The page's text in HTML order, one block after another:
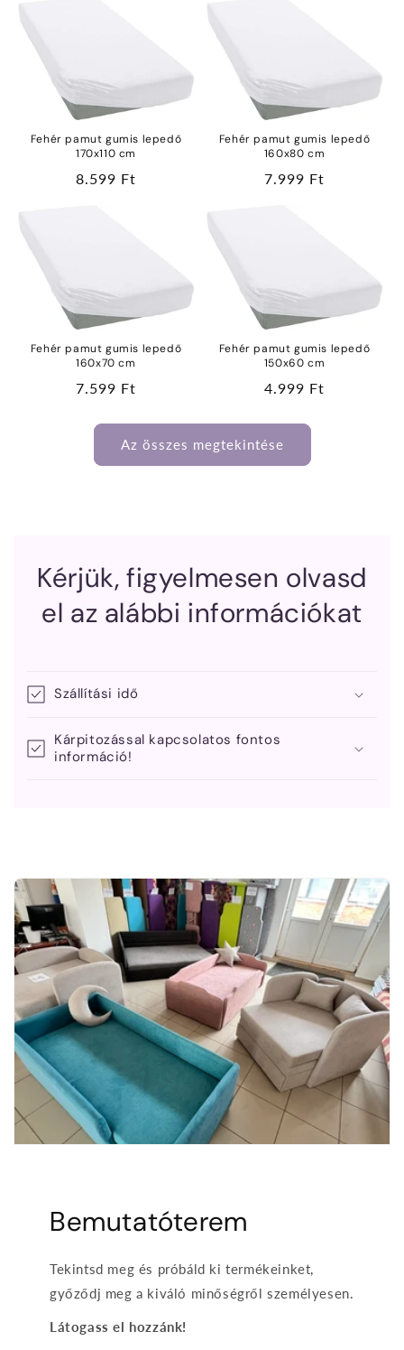
Fehér pamut gumis lepedő
170x110 cm
Normál
8.599 Ft
Fehér pamut gumis lepedő
160x80 cm
Normál
7.999 Ft
Fehér pamut gumis lepedő
160x70 cm
Normál
7.599 Ft
Fehér pamut gumis lepedő
150x60 cm
Normál
4.999 Ft
Az összes megtekintése
Kérjük, figyelmesen olvasd
el az alábbi információkat
Szállítási idő
Kárpitozással kapcsolatos fontos
információ!
Bemutatóterem
Tekintsd meg és próbáld ki termékeinket,
győződj meg a kiváló minőségről személyesen.
Látogass el hozzánk!